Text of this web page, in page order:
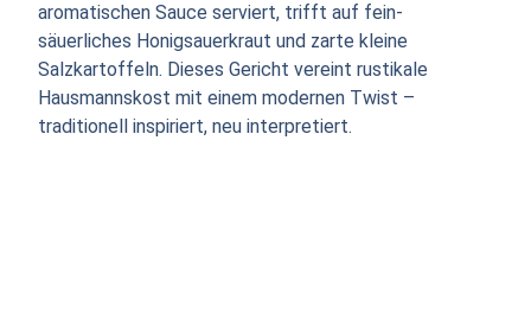
aromatischen Sauce serviert, trifft auf fein-
säuerliches Honigsauerkraut und zarte kleine
Salzkartoffeln. Dieses Gericht vereint rustikale
Hausmannskost mit einem modernen Twist –
traditionell inspiriert, neu interpretiert.